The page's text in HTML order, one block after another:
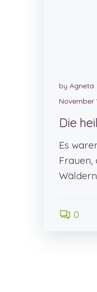
by Agneta
November
Die
Es
Frauen,
0